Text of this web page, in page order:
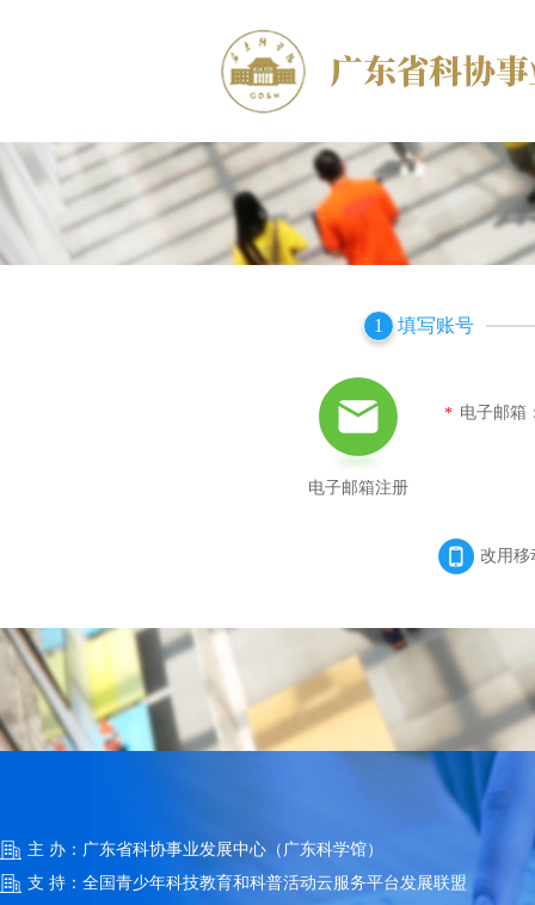
1 填写账号
电子邮箱注册
* 电子邮箱
改用移
主 办：广东省科协事业发展中心（广东科学馆）
支 持：全国青少年科技教育和科普活动云服务平台发展联盟